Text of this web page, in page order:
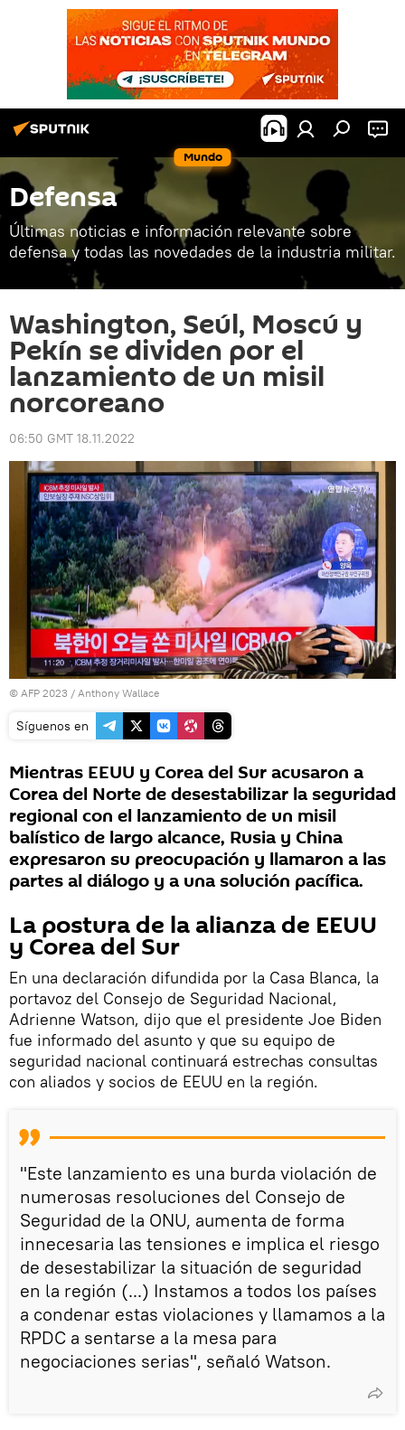
Mundo
Defensa
Últimas noticias e información relevante sobre
defensa y todas las novedades de la industria militar.
Washington, Seúl, Moscú y
Pekín se dividen por el
lanzamiento de un misil
norcoreano
06:50 GMT 18.11.2022
© AFP 2023 / Anthony Wallace
Síguenos en
Mientras EEUU y Corea del Sur acusaron a
Corea del Norte de desestabilizar la seguridad
regional con el lanzamiento de un misil
balístico de largo alcance, Rusia y China
expresaron su preocupación y llamaron a las
partes al diálogo y a una solución pacífica.
La postura de la alianza de EEUU
y Corea del Sur
En una declaración difundida por la Casa Blanca, la
portavoz del Consejo de Seguridad Nacional,
Adrienne Watson, dijo que el presidente Joe Biden
fue informado del asunto y que su equipo de
seguridad nacional continuará estrechas consultas
con aliados y socios de EEUU en la región.
"Este lanzamiento es una burda violación de
numerosas resoluciones del Consejo de
Seguridad de la ONU, aumenta de forma
innecesaria las tensiones e implica el riesgo
de desestabilizar la situación de seguridad
en la región (...) Instamos a todos los países
a condenar estas violaciones y llamamos a la
RPDC a sentarse a la mesa para
negociaciones serias", señaló Watson.